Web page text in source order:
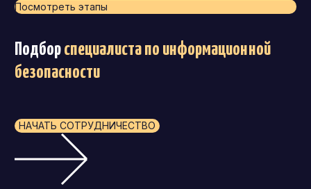
Посмотреть этапы
Подборспециалиста по информационной
безопасности
НАЧАТЬ СОТРУДНИЧЕСТВО